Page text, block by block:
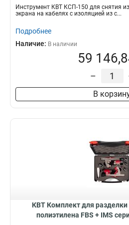
Инструмент КВТ КСП-150 для снятия
экрана на кабелях с изоляцией из с...
Подробнее
Наличие: В наличии
59
–
В
КВТ Комплект для разделки
полиэтилена FBS + IMS